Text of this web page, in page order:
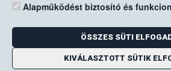
Alapműködést biztosító és
ÖSSZES SÜTI
KIVÁLASZTOTT SÜTIK
Levelezési cím: 1525
E-mail:
Zöld szám: 06-80/263-
Telefon: 06-1/ 336-9000